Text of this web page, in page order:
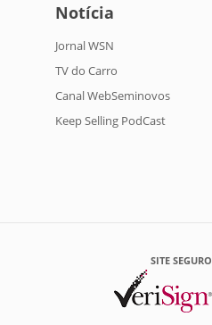
Notícia
Jornal WSN
TV do Carro
Canal WebSeminovos
Keep Selling PodCast
SITE SEGURO